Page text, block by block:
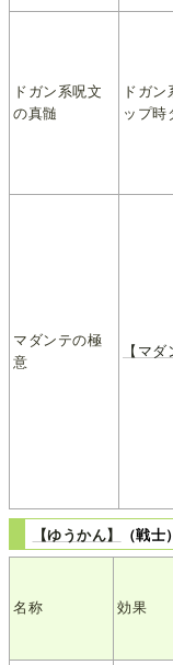
ドガン系呪文
の真髄
ドガ
ップ時
マダンテの極
意
【マ
【ゆうかん】 （戦
名称 効果